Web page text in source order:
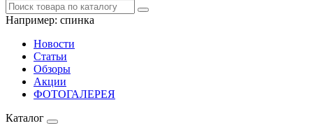
Например: спинка
Новости
Статьи
Обзоры
Акции
ФОТОГАЛЕРЕЯ
Каталог